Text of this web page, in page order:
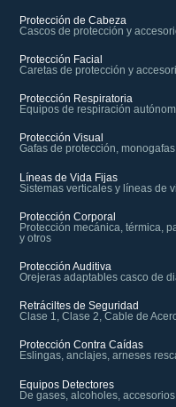
Protección de Cabeza
Cascos de protección y
Protección Facial
Caretas de protección y
Protección Respiratoria
Equipos de respiración
Protección Visual
Gafas de protección,
Líneas de Vida Fijas
Sistemas verticales y líneas de
Protección Corporal
Protección mecánica, térmica,
y otros
Protección Auditiva
Orejeras adaptables casco de
Retráciltes de Seguridad
Clase 1, Clase 2, Cable de
Protección Contra Caídas
Eslingas, anclajes, arneses
Equipos Detectores
De gases, alcoholes, accesorios